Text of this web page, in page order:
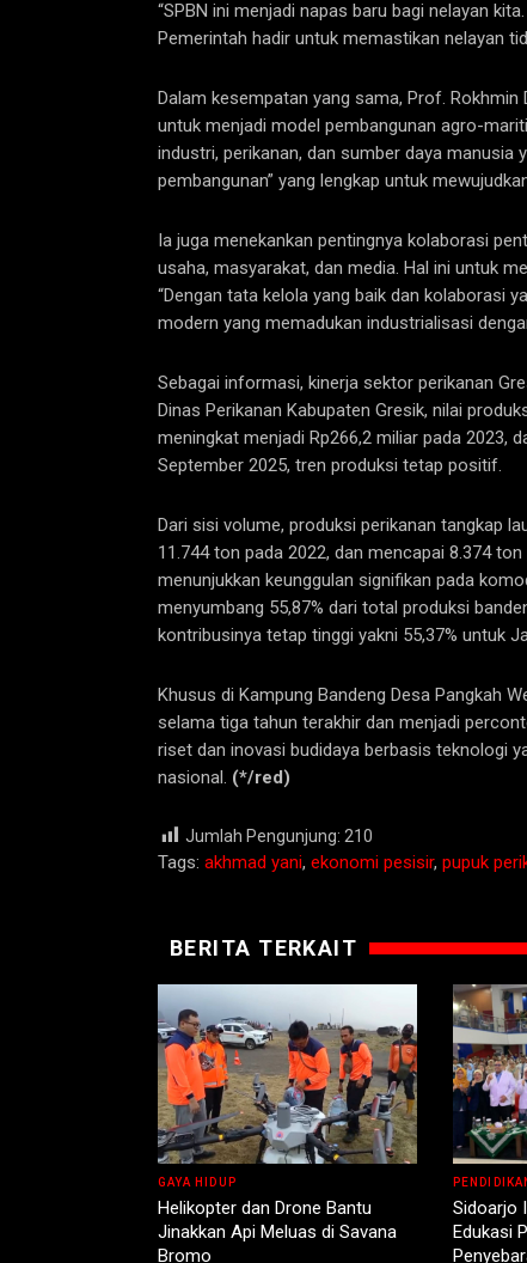
“SPBN ini menjadi napas baru bagi nelayan
Pemerintah hadir untuk memastikan nelayan
Dalam kesempatan yang sama, Prof.
untuk menjadi model pembangunan agro-
industri, perikanan, dan sumber daya manusia
pembangunan” yang lengkap untuk
Ia juga menekankan pentingnya kolaborasi
usaha, masyarakat, dan media. Hal ini untuk
“Dengan tata kelola yang baik dan kolaborasi
modern yang memadukan industrialisasi
Sebagai informasi, kinerja sektor perikanan
Dinas Perikanan Kabupaten Gresik, nilai
meningkat menjadi Rp266,2 miliar pada 2023,
September 2025, tren produksi tetap positif.
Dari sisi volume, produksi perikanan tangkap
11.744 ton pada 2022, dan mencapai 8.374
menunjukkan keunggulan signifikan pada
menyumbang 55,87% dari total produksi
kontribusinya tetap tinggi yakni 55,37% untuk
Khusus di Kampung Bandeng Desa Pangkah
selama tiga tahun terakhir dan menjadi
riset dan inovasi budidaya berbasis teknologi
nasional. (*/red)
Jumlah Pengunjung: 210
Tags: akhmad yani, ekonomi pesisir, pupuk
BERITA TERKAIT
GAYA HIDUP
Helikopter dan Drone Bantu
Jinakkan Api Meluas di Savana
Bromo
Sidoarjo
Edukasi